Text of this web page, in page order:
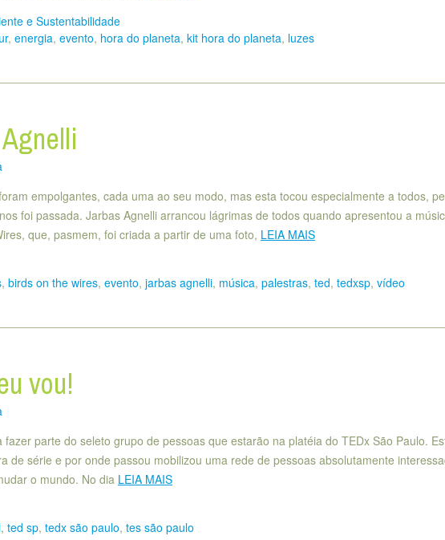
e Sustentabilidade
, energia, evento, hora do planeta, kit hora do planeta, luzes
empolgantes, cada uma ao seu modo, mas esta tocou especialmente a todos,
foi passada. Jarbas Agnelli arrancou lágrimas de todos quando apresentou a
que, pasmem, foi criada a partir de uma foto, LEIA MAIS
, birds on the wires, evento, jarbas agnelli, música, palestras, ted, tedxsp, vídeo
vou!
parte do seleto grupo de pessoas que estarão na platéia do TEDx São Paulo.
de série e por onde passou mobilizou uma rede de pessoas absolutamente
o mundo. No dia LEIA MAIS
, ted sp, tedx são paulo, tes são paulo